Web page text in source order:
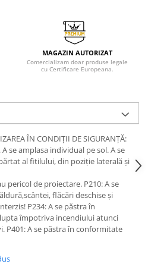
MAGAZIN AUTORIZAT
Comercializam doar produse legale
cu Certificare Europeana.
ÎN CONDIȚII DE SIGURANȚĂ:
se amplasa individual pe sol. A se
al fitilului, din poziție laterală și
pericol de proiectare. P210: A se
flăcări deschise și
P234: A se păstra în
împotriva incendiului atunci
P401: A se păstra în conformitate